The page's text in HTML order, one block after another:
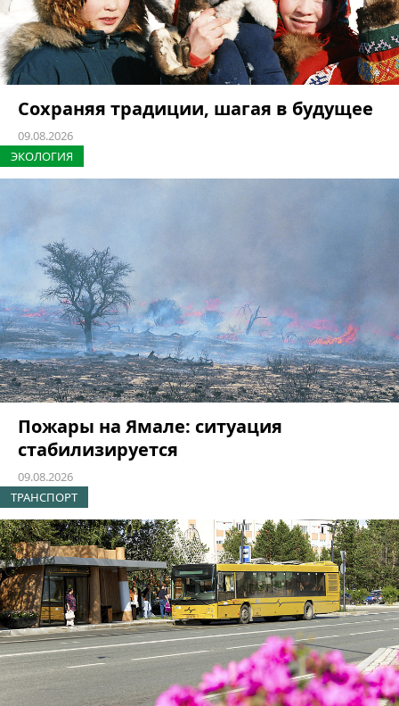
Сохраняя традиции, шагая в будущее
09.08.2026
ЭКОЛОГИЯ
Пожары на Ямале: ситуация
стабилизируется
09.08.2026
ТРАНСПОРТ